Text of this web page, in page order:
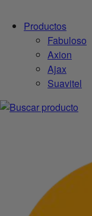
Productos
Fabuloso
Axion
Ajax
Suavitel